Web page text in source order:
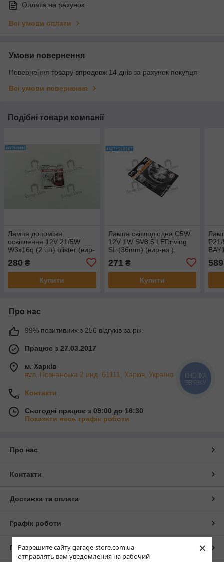
Разрешите сайту garage-store.com.ua
отправлять вам уведомления на рабочий
×
Оплата на рахунок
Всі умови оплати
Умови повернення
Повернення товару впродовж 14 днів за рахунок покупця
Всі умови повернення
Подібні товари компанії
Лампа допоміжн.
освітлення 12V 21/5W
W3x16q (2 шт) blister (вир-
280 ₴
Купити
Лампа світлодіодна C5W
12V 1W SV8.5 LEDriving
SL (36mm) (вир-во )
271₴
Купити
589
Про нас
99% позитивних з 256 відгуків за рік
Працює з 27.03.2017
м. Харків
вул. Познанська 2 инд. 61111, Харків, Україна
Контакти
Сьогодні працює з 09:00 до 16:30
Показати весь графік роботи
Про нас
Контакти
Доставка та оплата
Графік роботи
Повна версія сайту
ЗВ'ЯЗКУ